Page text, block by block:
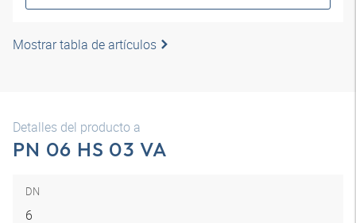
Mostrar tabla de artículos
Detalles del producto a
PN 06 HS 03 VA
DN
6